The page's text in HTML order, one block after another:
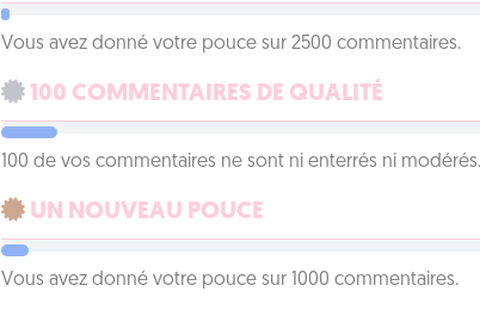
Vous avez donné votre pouce sur 2500 commentaires.
100 COMMENTAIRES DE QUALITÉ
100 de vos commentaires ne sont ni enterrés ni
UN NOUVEAU POUCE
Vous avez donné votre pouce sur 1000 commentaires.